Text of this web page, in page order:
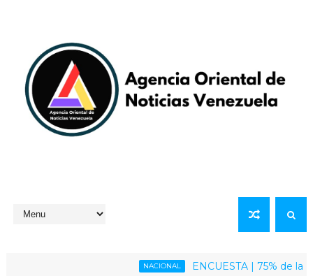
NACIONAL ENCUESTA | 75% de la